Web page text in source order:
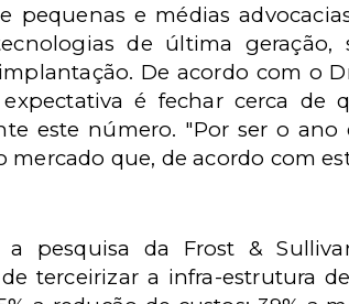
pequenas e médias
de última geração,
De acordo com o
é fechar cerca de
este número. "Por ser o
mercado que, de acordo com
a pesquisa da Frost &
terceirizar a infra-estrutura